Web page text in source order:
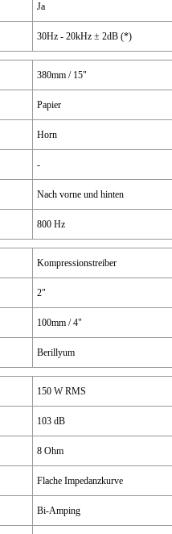
Ja
30Hz - 20kHz ± 2dB (*)
380mm / 15"
Papier
Horn
-
Nach vorne und hinten
800 Hz
Kompressionstreiber
2"
100mm / 4"
Berillyum
150 W RMS
103 dB
8 Ohm
Flache Impedanzkurve
Bi-Amping